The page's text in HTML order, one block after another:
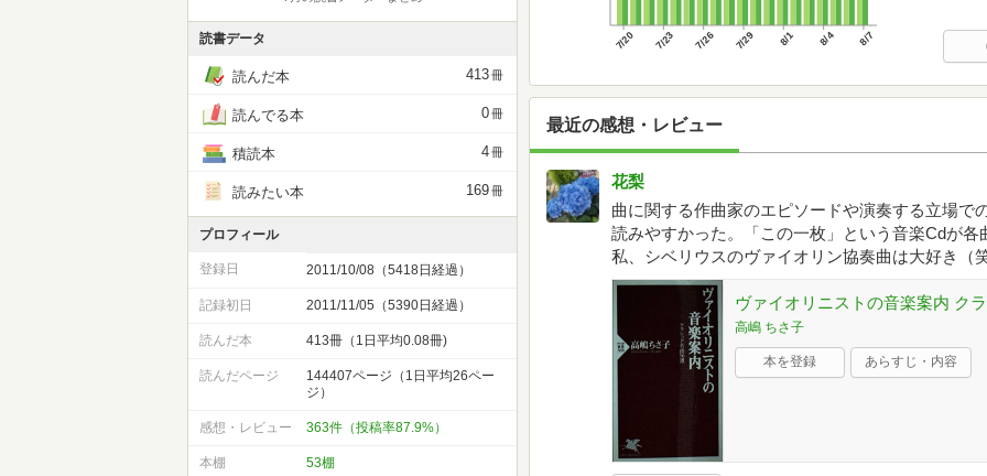
7/20 7/23 7/26 7/29 8/1 8/4 8/7
最近の感想・レビュー
花梨
曲に関する作曲家のエピソードや演奏する立場で
読みやすかった。「この一枚」という音楽Cdが
私、シベリウスのヴァイオリン協奏曲は大好き（
ヴァイオリニストの音楽案内 ク
高嶋 ちさ子
本を登録 あらすじ・内容
読書データ
読んだ本 413冊
読んでる本 0冊
積読本 4冊
読みたい本 169冊
プロフィール
登録日 2011/10/08（5418日経過）
記録初日 2011/11/05（5390日経過）
読んだ本 413冊（1日平均0.08冊)
読んだページ
144407ページ（1日平均26ペー
ジ）
感想・レビュー 363件（投稿率87.9%）
本棚 53棚